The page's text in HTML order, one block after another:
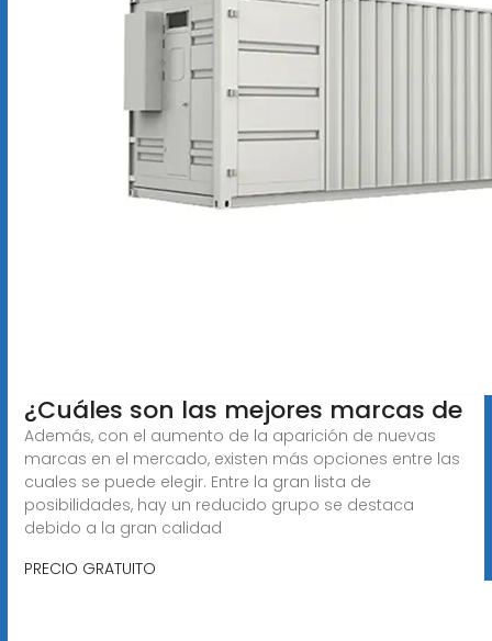
¿Cuáles son las mejores marcas de
Además, con el aumento de la aparición de nuevas
marcas en el mercado, existen más opciones entre las
cuales se puede elegir. Entre la gran lista de
posibilidades, hay un reducido grupo se destaca
debido a la gran calidad
PRECIO GRATUITO